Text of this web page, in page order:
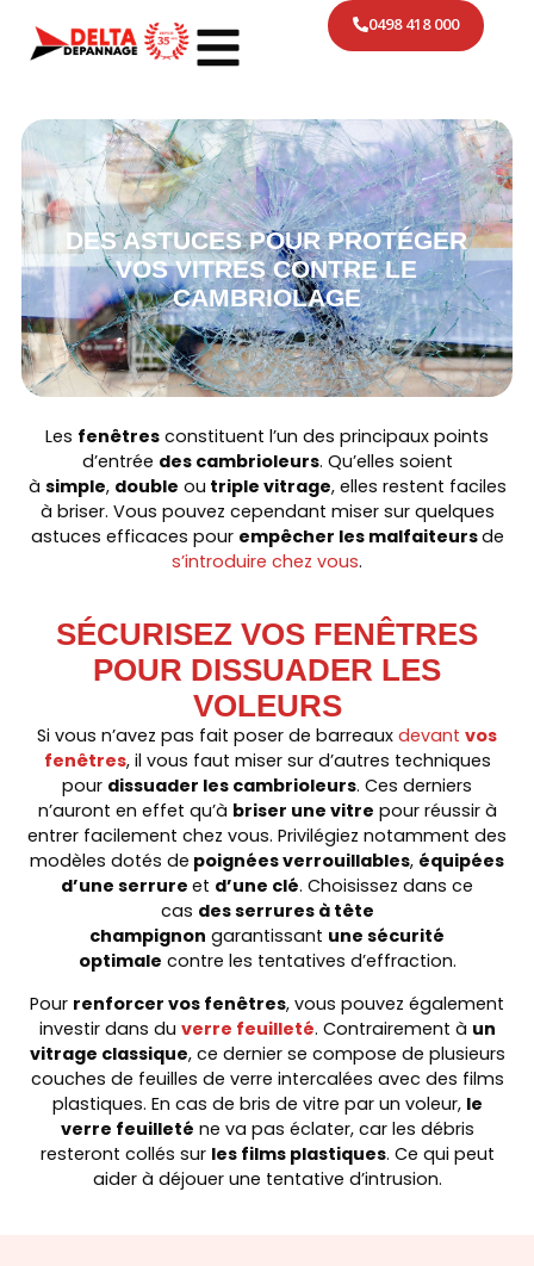
0498 418 000
DES ASTUCES POUR PROTÉGER
VOS VITRES CONTRE LE
CAMBRIOLAGE
Les fenêtres constituent l’un des principaux points
d’entrée des cambrioleurs. Qu’elles soient
à simple, double ou triple vitrage, elles restent faciles
à briser. Vous pouvez cependant miser sur quelques
astuces efficaces pour empêcher les malfaiteursde
s’introduire chez vous.
SÉCURISEZ VOS FENÊTRES
POUR DISSUADER LES
VOLEURS
Si vous n’avez pas fait poser de barreaux devant vos
fenêtres, il vous faut miser sur d’autres techniques
pour dissuader les cambrioleurs. Ces derniers
n’auront en effet qu’à briser une vitre pour réussir à
entrer facilement chez vous. Privilégiez notamment des
modèles dotés de poignées verrouillables, équipées
d’une serrure et d’une clé. Choisissez dans ce
cas des serrures à tête
champignon garantissant une sécurité
optimale contre les tentatives d’effraction.
Pour renforcer vos fenêtres, vous pouvez également
investir dans du verre feuilleté. Contrairement à un
vitrage classique, ce dernier se compose de plusieurs
couches de feuilles de verre intercalées avec des films
plastiques. En cas de bris de vitre par un voleur, le
verre feuilleté ne va pas éclater, car les débris
resteront collés sur les films plastiques. Ce qui peut
aider à déjouer une tentative d’intrusion.